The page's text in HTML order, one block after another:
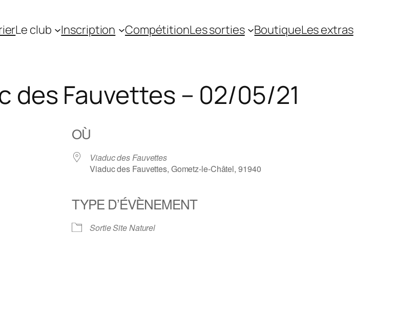
Le club Inscription CompétitionLes sorties BoutiqueLes extras
des Fauvettes – 02/05/21
OÙ
Viaduc des Fauvettes
Viaduc des Fauvettes, Gometz-le-Châtel, 91940
TYPE D’ÉVÈNEMENT
Sortie Site Naturel